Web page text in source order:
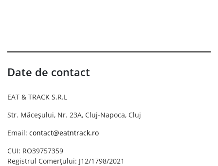
Date de contact
EAT & TRACK S.R.L
Str. Măceșului, Nr. 23A, Cluj-Napoca, Cluj
Email: contact@eatntrack.ro
CUI: RO39757359
Registrul Comerțului: J12/1798/2021